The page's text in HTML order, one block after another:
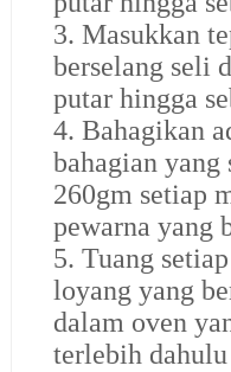
3. Masukkan
berselang seli
putar hingga
4. Bahagikan
bahagian yang
260gm setiap
pewarna yang
5. Tuang
loyang yang
dalam oven
terlebih